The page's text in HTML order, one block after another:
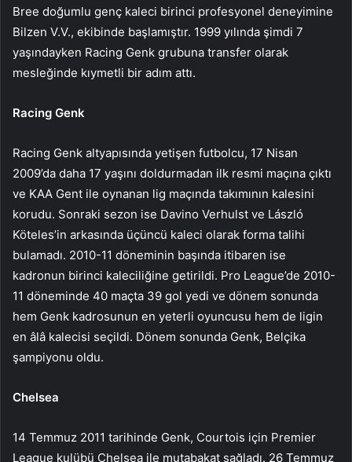
Bree doğumlu genç kaleci birinci profesyonel deneyimine
Bilzen V.V., ekibinde başlamıştır. 1999 yılında şimdi 7
yaşındayken Racing Genk grubuna transfer olarak
mesleğinde kıymetli bir adım attı.
Racing Genk
Racing Genk altyapısında yetişen futbolcu, 17 Nisan
2009’da daha 17 yaşını doldurmadan ilk resmi maçına çıktı
ve KAA Gent ile oynanan lig maçında takımının kalesini
korudu. Sonraki sezon ise Davino Verhulst ve László
Köteles’in arkasında üçüncü kaleci olarak forma talihi
bulamadı. 2010-11 döneminin başında itibaren ise
kadronun birinci kaleciliğine getirildi. Pro League’de 2010-
11 döneminde 40 maçta 39 gol yedi ve dönem sonunda
hem Genk kadrosunun en yeterli oyuncusu hem de ligin
en âlâ kalecisi seçildi. Dönem sonunda Genk, Belçika
şampiyonu oldu.
Chelsea
14 Temmuz 2011 tarihinde Genk, Courtois için Premier
League kulübü Chelsea ile mutabakat sağladı. 26 Temmuz